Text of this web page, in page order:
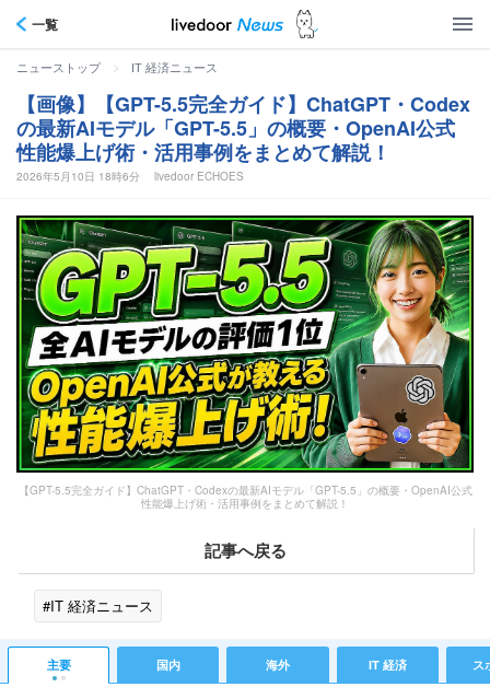
一覧
ニューストップ > IT 経済ニュース
【画像】【GPT-5.5完全ガイド】ChatGPT・Codex
の最新AIモデル「GPT-5.5」の概要・OpenAI公式
性能爆上げ術・活用事例をまとめて解説！
2026年5月10日 18時6分 livedoor ECHOES
【GPT-5.5完全ガイド】ChatGPT・Codexの最新AIモデル「GPT-5.5」の概要・OpenAI公式
性能爆上げ術・活用事例をまとめて解説！
記事へ戻る
#IT 経済ニュース
主要 国内 海外 IT 経済 ス